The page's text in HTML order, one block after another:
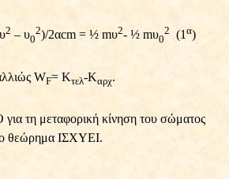
2 – υ0
2)/2αcm = ½ mυ2- ½ mυ0
2 (1α)
WF= Κτελ-Καρχ.
τη μεταφορική κίνηση του σώματος
θεώρημα ΙΣΧΥΕΙ.